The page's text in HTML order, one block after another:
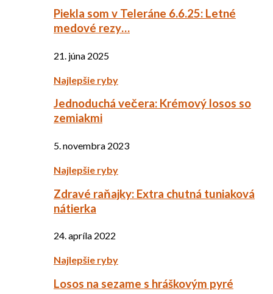
Piekla som v Teleráne 6.6.25: Letné
medové rezy…
21. júna 2025
Najlepšie ryby
Jednoduchá večera: Krémový losos so
zemiakmi
5. novembra 2023
Najlepšie ryby
Zdravé raňajky: Extra chutná tuniaková
nátierka
24. apríla 2022
Najlepšie ryby
Losos na sezame s hráškovým pyré